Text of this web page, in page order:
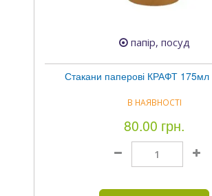
папір, посуд
Стакани паперові КРАФТ
В НАЯВНОСТІ
80.00 грн.